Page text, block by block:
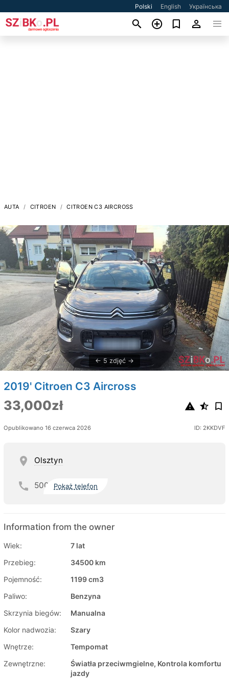
Polski English Українська
AUTA CITROEN CITROEN C3 AIRCROSS
5 zdjęć
2019' Citroen C3 Aircross
33,000zł
Opublikowano 16 czerwca 2026 ID: 2KKDVF
Olsztyn
500 Pokaż telefon
Information from the owner
Wiek:
7 lat
Przebieg:
34500 km
Pojemność:
1199 cm3
Paliwo:
Benzyna
Skrzynia biegów:
Manualna
Kolor nadwozia:
Szary
Wnętrze:
Tempomat
Zewnętrzne:
Światła przeciwmgielne, Kontrola komfortu
jazdy